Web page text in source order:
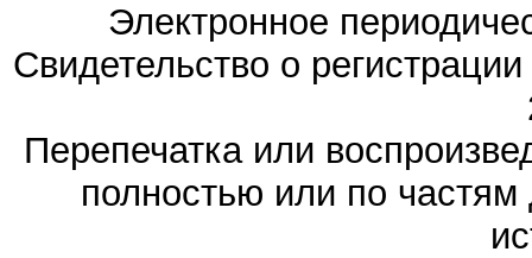
Электронное
Свидетельство о
Перепечатка или
полностью или по частям